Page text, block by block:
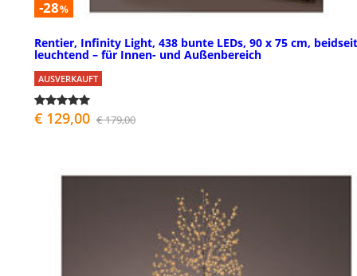
-28%
Rentier, Infinity Light, 438 bunte LEDs, 90 x 75 cm,
leuchtend – für Innen- und Außenbereich
AUSVERKAUFT
€ 129,00 € 179,00